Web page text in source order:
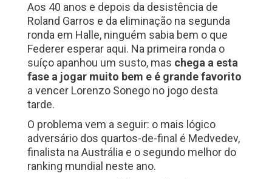
Aos 40 anos e depois da desistência de
Roland Garros e da eliminação na segunda
ronda em Halle, ninguém sabia bem o que
Federer esperar aqui. Na primeira ronda o
suíço apanhou um susto, mas chega a esta
fase a jogar muito bem e é grande favorito
a vencer Lorenzo Sonego no jogo desta
tarde.
O problema vem a seguir: o mais lógico
adversário dos quartos-de-final é Medvedev,
finalista na Austrália e o segundo melhor do
ranking mundial neste ano.